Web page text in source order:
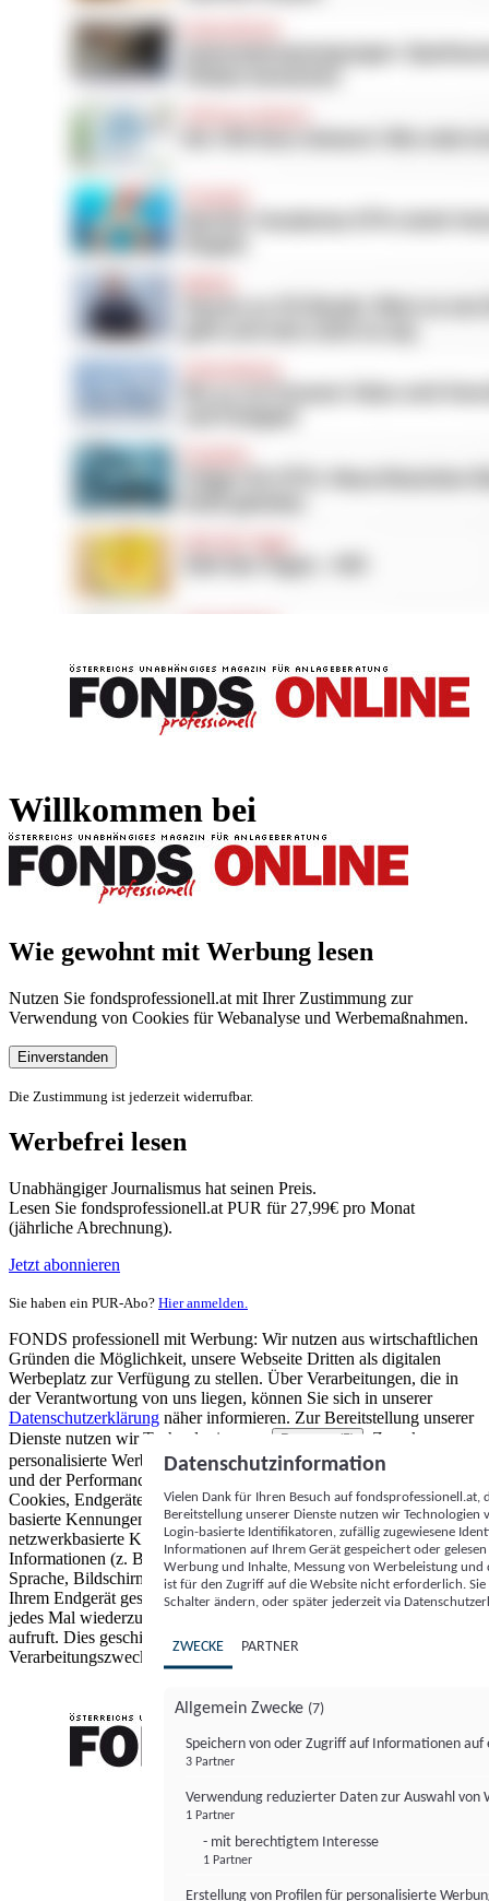
Willkommen bei
Wie gewohnt mit Werbung lesen
Nutzen Sie fondsprofessionell.at mit Ihrer Zustimmung zur
Verwendung von Cookies für Webanalyse und Werbemaßnahmen.
Einverstanden
Die Zustimmung ist jederzeit widerrufbar.
Werbefrei lesen
Unabhängiger Journalismus hat seinen Preis.
Lesen Sie fondsprofessionell.at PUR für 27,99€ pro Monat
(jährliche Abrechnung).
Jetzt abonnieren
Sie haben ein PUR-Abo? Hier anmelden.
FONDS professionell mit Werbung: Wir nutzen aus wirtschaftlichen
Gründen die Möglichkeit, unsere Webseite Dritten als digitalen
Werbeplatz zur Verfügung zu stellen. Über Verarbeitungen, die in
der Verantwortung von uns liegen, können Sie sich in unserer
Datenschutzerklärung näher informieren. Zur Bereitstellung unserer
Dienste nutzen wir Technologien von
Partnern (5)
. Zwecke:
personalisierte Werbung und Inhalte, Messung von Werbeleistung
und der Performance von Inhalten sowie Zielgruppenforschung.
Cookies, Endgeräte- oder ähnliche Online-Kennungen (z. B. login-
basierte Kennungen, zufällig generierte Kennungen,
netzwerkbasierte Kennungen) können zusammen mit anderen
Informationen (z. B. Browsertyp und Browserinformationen,
Sprache, Bildschirmgröße, unterstützte Technologien usw.) auf
Ihrem Endgerät gespeichert oder von dort ausgelesen werden, um es
jedes Mal wiederzuerkennen, wenn es eine App oder einer Webseite
aufruft. Dies geschieht für einen oder mehrere der hier aufgeführten
Verarbeitungszwecke.
Datenschutzinformation
Vielen Dank für Ihren Besuch auf
Bereitstellung unserer Dienste nutzen wir Technologien
Login-basierte Identifikatoren, zufällig zugewiesene
Informationen auf Ihrem Gerät gespeichert oder
Werbung und Inhalte, Messung von Werbeleistung
ist für den Zugriff auf die Website nicht erforderlich.
Schalter ändern, oder später jederzeit via
ZWECKE PARTNER
Allgemein Zwecke (7)
Speichern von oder Zugriff auf Informationen auf
3 Partner
Verwendung reduzierter Daten zur Auswahl von
1 Partner
- mit berechtigtem Interesse
1 Partner
Erstellung von Profilen für personalisierte
FONDS professionell